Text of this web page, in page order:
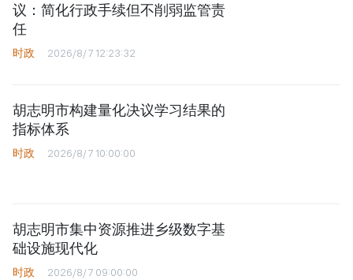
议：简化行政手续但不削弱监管责
任
时政 2026/8/7 12:23:32
胡志明市构建量化决议学习结果的
指标体系
时政 2026/8/7 10:00:00
胡志明市集中资源推进乡级数字基
础设施现代化
时政 2026/8/7 09:00:00